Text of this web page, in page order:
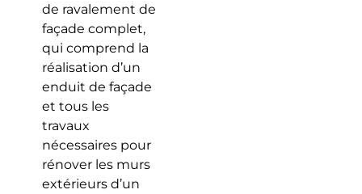
de ravalement de
façade complet,
qui comprend la
réalisation d’un
enduit de façade
et tous les
travaux
nécessaires pour
rénover les murs
extérieurs d’un